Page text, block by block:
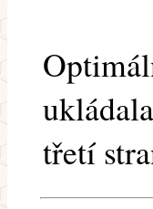
třetí